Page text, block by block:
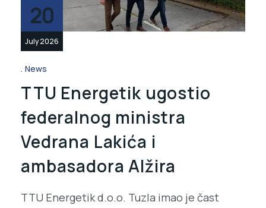
20
July 2026
News
TTU Energetik ugostio
federalnog ministra
Vedrana Lakića i
ambasadora Alžira
TTU Energetik d.o.o. Tuzla imao je čast